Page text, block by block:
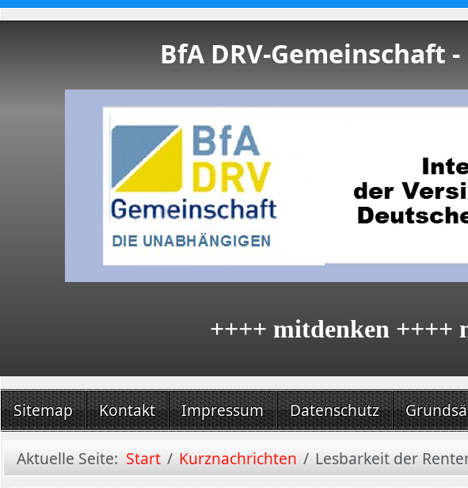
BfA DRV-Gemeinschaft
++++ mitdenken ++++
Sitemap Kontakt Impressum Datenschutz
Aktuelle Seite: Start Kurznachrichten Lesbarkeit der